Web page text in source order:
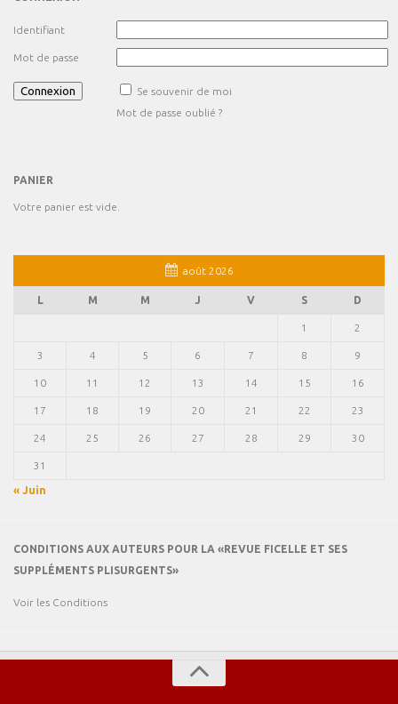
Identifiant
Mot de passe
Se souvenir de moi
Mot de passe oublié ?
PANIER
Votre panier est vide.
août 2026
L M M J V S D
1 2
3 4 5 6 7 8 9
10 11 12 13 14 15 16
17 18 19 20 21 22 23
24 25 26 27 28 29 30
31
« Juin
CONDITIONS AUX AUTEURS POUR LA «REVUE FICELLE ET SES
SUPPLÉMENTS PLISURGENTS»
Voir les Conditions